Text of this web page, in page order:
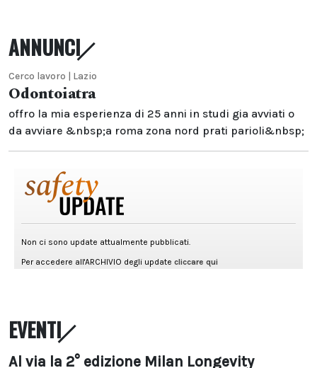
ANNUNCI
Cerco lavoro | Lazio
Odontoiatra
offro la mia esperienza di 25 anni in studi gia avviati o
da avviare &nbsp;a roma zona nord prati parioli&nbsp;
EVENTI
Al via la 2° edizione Milan Longevity